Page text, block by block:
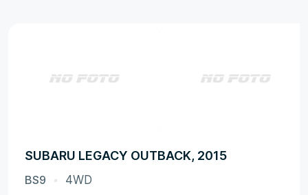
SUBARU LEGACY OUTBACK, 2015
BS9 4WD